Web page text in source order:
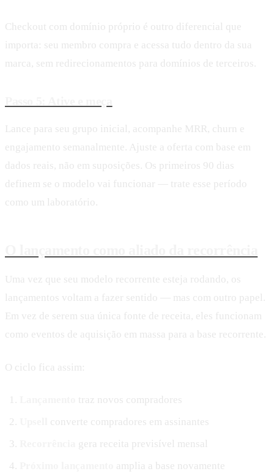
Checkout com domínio próprio é outro diferencial que
importa: seu membro compra e acessa tudo dentro da sua
marca, sem redirecionamentos para domínios de terceiros.
Lance para seu grupo inicial, acompanhe MRR, churn e
engajamento semanalmente. Ajuste a oferta com base em
dados reais, não em suposições. Os primeiros 90 dias
definem se o modelo vai funcionar — trate esse período
como um laboratório.
Uma vez que seu modelo recorrente esteja rodando, os
lançamentos voltam a fazer sentido — mas com outro papel.
Em vez de serem sua única fonte de receita, eles funcionam
como eventos de aquisição em massa para a base recorrente.
O ciclo fica assim:
traz novos compradores
converte compradores em assinantes
gera receita previsível mensal
amplia a base novamente